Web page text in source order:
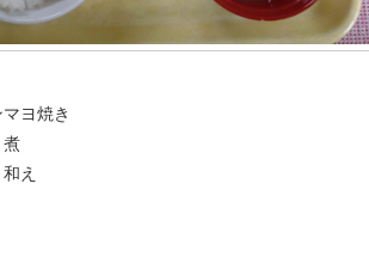
ヨ焼き
煮
え